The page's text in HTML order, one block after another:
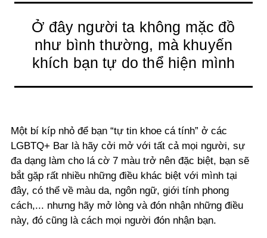
Ở đây người ta không mặc đồ
như bình thường, mà khuyến
khích bạn tự do thể hiện mình
Một bí kíp nhỏ để bạn “tự tin khoe cá tính” ở các
LGBTQ+ Bar là hãy cởi mở với tất cả mọi người, sự
đa dạng làm cho lá cờ 7 màu trở nên đặc biệt, bạn sẽ
bắt gặp rất nhiều những điều khác biệt với mình tại
đây, có thể về màu da, ngôn ngữ, giới tính phong
cách,... nhưng hãy mở lòng và đón nhận những điều
này, đó cũng là cách mọi người đón nhận bạn.